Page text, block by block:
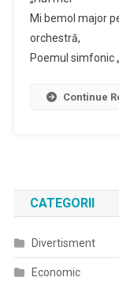
Mi bemol major
Poemul
Continue
CATEGORII
Divertisment
Economic